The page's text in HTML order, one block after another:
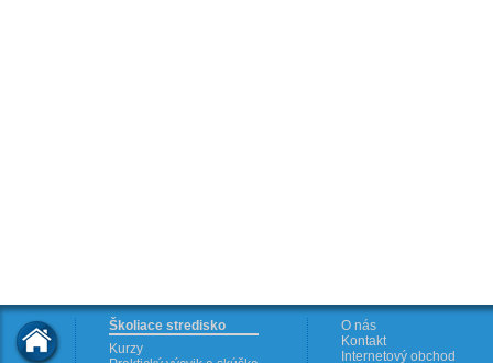
Školiace stredisko
Kurzy
O nás
Kontakt
Internetový obchod